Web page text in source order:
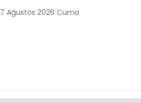
7 Ağustos 2026 Cuma